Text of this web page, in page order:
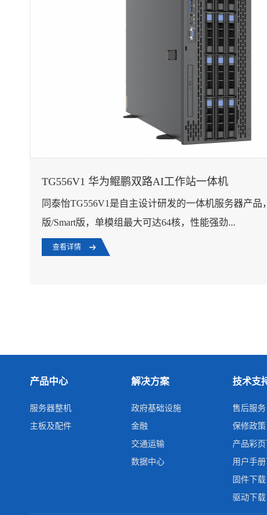
TG556V1 华为鲲鹏双路AI工作站一体机
同泰怡TG556V1是自主设计研发的一体机服务器产品
版/Smart版，单模组最大可达64核，性能强劲...
查看详情
产品中心
服务器整机
主板及配件
解决方案
政府基础设施
金融
交通运输
数据中心
技术支
售后服务
保修政策
产品彩
用户手
固件下载
驱动下载